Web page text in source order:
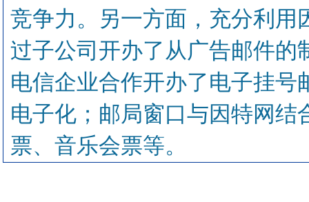
竞争力。另一方面，充分利用
过子公司开办了从广告邮件的
电信企业合作开办了电子挂
电子化；邮局窗口与因特网结
票、音乐会票等。